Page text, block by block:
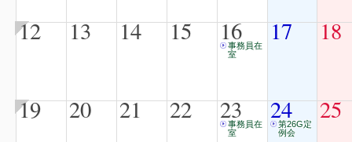
12 13 14 15 16
事務員在
室
17 18
19 20 21 22 23
事務員在
室
24
第26G定
例会
25